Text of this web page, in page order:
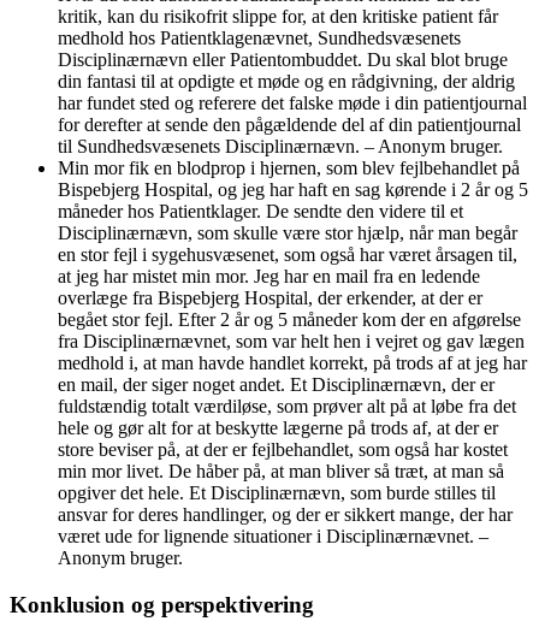
kritik, kan du risikofrit slippe for, at den kritiske patient får
medhold hos Patientklagenævnet, Sundhedsvæsenets
Disciplinærnævn eller Patientombuddet. Du skal blot bruge
din fantasi til at opdigte et møde og en rådgivning, der aldrig
har fundet sted og referere det falske møde i din patientjournal
for derefter at sende den pågældende del af din patientjournal
til Sundhedsvæsenets Disciplinærnævn. – Anonym bruger.
Min mor fik en blodprop i hjernen, som blev fejlbehandlet på
Bispebjerg Hospital, og jeg har haft en sag kørende i 2 år og 5
måneder hos Patientklager. De sendte den videre til et
Disciplinærnævn, som skulle være stor hjælp, når man begår
en stor fejl i sygehusvæsenet, som også har været årsagen til,
at jeg har mistet min mor. Jeg har en mail fra en ledende
overlæge fra Bispebjerg Hospital, der erkender, at der er
begået stor fejl. Efter 2 år og 5 måneder kom der en afgørelse
fra Disciplinærnævnet, som var helt hen i vejret og gav lægen
medhold i, at man havde handlet korrekt, på trods af at jeg har
en mail, der siger noget andet. Et Disciplinærnævn, der er
fuldstændig totalt værdiløse, som prøver alt på at løbe fra det
hele og gør alt for at beskytte lægerne på trods af, at der er
store beviser på, at der er fejlbehandlet, som også har kostet
min mor livet. De håber på, at man bliver så træt, at man så
opgiver det hele. Et Disciplinærnævn, som burde stilles til
ansvar for deres handlinger, og der er sikkert mange, der har
været ude for lignende situationer i Disciplinærnævnet. –
Anonym bruger.
Konklusion og perspektivering